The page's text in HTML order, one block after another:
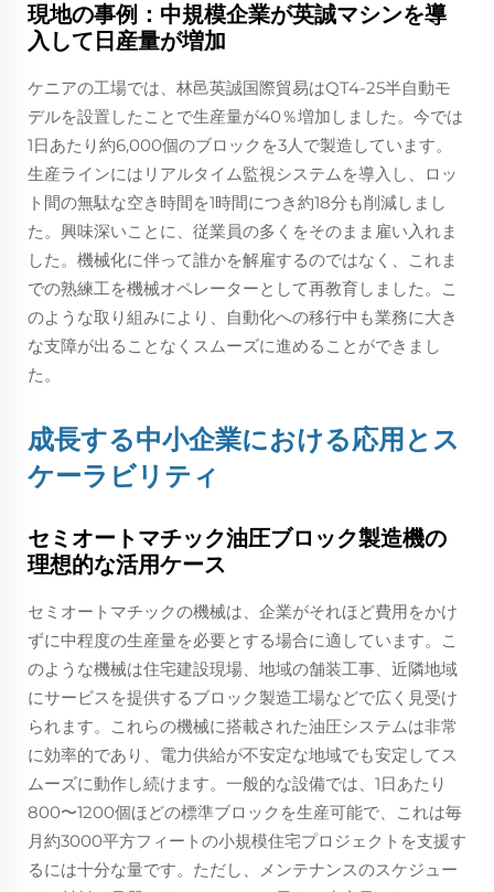
現地の事例：中規模企業が英誠マシンを導
入して日産量が増加
ケニアの工場では、林邑英誠国際貿易はQT4-25半自動モ
デルを設置したことで生産量が40％増加しました。今では
1日あたり約6,000個のブロックを3人で製造しています。
生産ラインにはリアルタイム監視システムを導入し、ロッ
ト間の無駄な空き時間を1時間につき約18分も削減しまし
た。興味深いことに、従業員の多くをそのまま雇い入れま
した。機械化に伴って誰かを解雇するのではなく、これま
での熟練工を機械オペレーターとして再教育しました。こ
のような取り組みにより、自動化への移行中も業務に大き
な支障が出ることなくスムーズに進めることができまし
た。
成長する中小企業における応用とス
ケーラビリティ
セミオートマチック油圧ブロック製造機の
理想的な活用ケース
セミオートマチックの機械は、企業がそれほど費用をかけ
ずに中程度の生産量を必要とする場合に適しています。こ
のような機械は住宅建設現場、地域の舗装工事、近隣地域
にサービスを提供するブロック製造工場などで広く見受け
られます。これらの機械に搭載された油圧システムは非常
に効率的であり、電力供給が不安定な地域でも安定してス
ムーズに動作し続けます。一般的な設備では、1日あたり
800〜1200個ほどの標準ブロックを生産可能で、これは毎
月約3000平方フィートの小規模住宅プロジェクトを支援す
るには十分な量です。ただし、メンテナンスのスケジュー